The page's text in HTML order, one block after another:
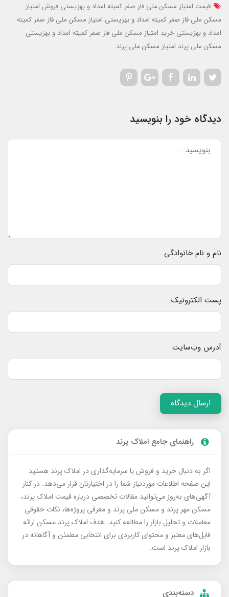
قیمت امتیاز مسکن ملی فاز صفر کمیته امداد و بهزیستی فروش امتیاز
مسکن ملی فاز صفر کمیته امداد و بهزیستی امتیاز مسکن ملی فاز صفر کمیته
امداد و بهزیستی خرید امتیاز مسکن ملی فاز صفر کمیته امداد و بهزیستی
مسکن ملی پرند امتیاز مسکن ملی پرند
دیدگاه خود را بنویسید
نام و نام خانوادگی
پست الکترونیک
آدرس وب‌سایت
ارسال دیدگاه
راهنمای جامع املاک پرند
اگر به دنبال خرید و فروش یا سرمایه‌گذاری در املاک پرند هستید
این صفحه اطلاعات موردنیاز شما را در اختیارتان قرار می‌دهد. در کنار
آگهی‌های به‌روز می‌توانید مقالات تخصصی درباره قیمت املاک پرند،
مسکن مهر پرند و مسکن ملی پرند و معرفی پروژه‌ها، نکات حقوقی
معاملات و تحلیل بازار را مطالعه کنید. هدف املاک پرند مسکن ارائه
فایل‌های معتبر و محتوای کاربردی برای انتخابی مطمئن و آگاهانه در
بازار املاک پرند است.
دسته‌بندی